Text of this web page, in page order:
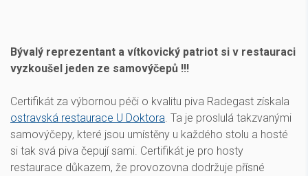
Bývalý reprezentant a vítkovický patriot si v restauraci
vyzkoušel jeden ze samovýčepů !!!
Certifikát za výbornou péči o kvalitu piva Radegast získala
ostravská restaurace U Doktora. Ta je proslulá takzvanými
samovýčepy, které jsou umístěny u každého stolu a hosté
si tak svá piva čepují sami. Certifikát je pro hosty
restaurace důkazem, že provozovna dodržuje přísné